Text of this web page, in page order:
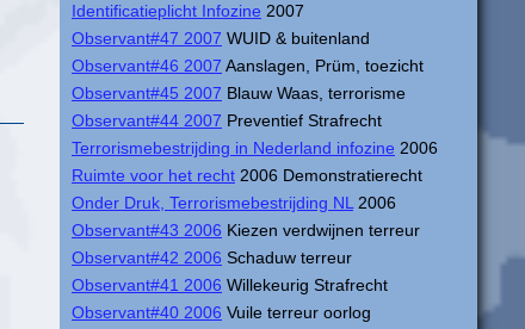
Identificatieplicht Infozine 2007
Observant#47 2007 WUID & buitenland
Observant#46 2007 Aanslagen, Prüm, toezicht
Observant#45 2007 Blauw Waas, terrorisme
Observant#44 2007 Preventief Strafrecht
Terrorismebestrijding in Nederland infozine 2006
Ruimte voor het recht 2006 Demonstratierecht
Onder Druk, Terrorismebestrijding NL 2006
Observant#43 2006 Kiezen verdwijnen terreur
Observant#42 2006 Schaduw terreur
Observant#41 2006 Willekeurig Strafrecht
Observant#40 2006 Vuile terreur oorlog